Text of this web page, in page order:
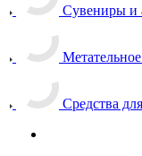
Сувениры и
Средства